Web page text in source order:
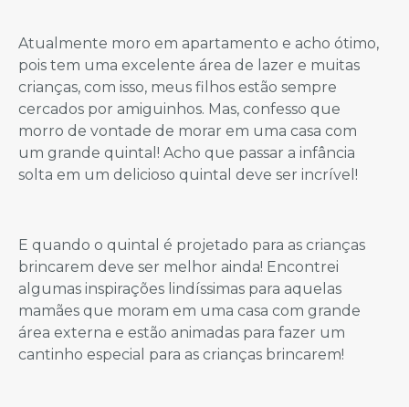
Atualmente moro em apartamento e acho ótimo,
pois tem uma excelente área de lazer e muitas
crianças, com isso, meus filhos estão sempre
cercados por amiguinhos. Mas, confesso que
morro de vontade de morar em uma casa com
um grande quintal! Acho que passar a infância
solta em um delicioso quintal deve ser incrível!
E quando o quintal é projetado para as crianças
brincarem deve ser melhor ainda! Encontrei
algumas inspirações lindíssimas para aquelas
mamães que moram em uma casa com grande
área externa e estão animadas para fazer um
cantinho especial para as crianças brincarem!